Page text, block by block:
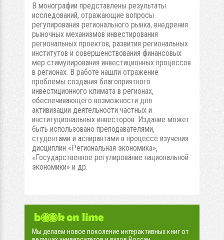
В монографии представлены результаты
исследований, отражающие вопросы
регулирования регионального рынка, внедрения
рыночных механизмов инвестирования
региональных проектов, развития региональных
институтов и совершенствования финансовых
мер стимулирования инвестиционных процессов
в регионах. В работе нашли отражение
проблемы создания благоприятного
инвестиционного климата в регионах,
обеспечивающего возможности для
активизации деятельности частных и
институциональных инвесторов. Издание может
быть использовано преподавателями,
студентами и аспирантами в процессе изучения
дисциплин «Региональная экономика»,
«Государственное регулирование национальной
экономики» и др.
Мы делаем новое поколение интерактивных книг от